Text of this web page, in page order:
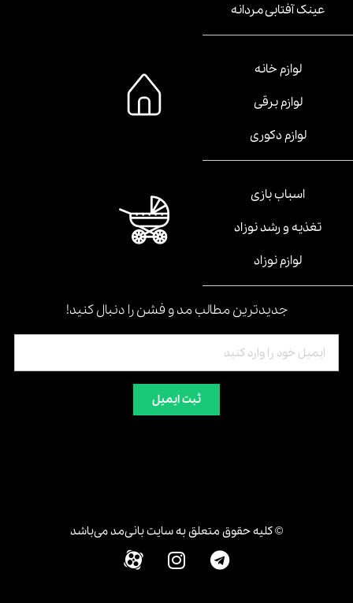
عینک آفتابی مردانه
لوازم خانه
لوازم برقی
لوازم دکوری
اسباب بازی
تغذیه و رشد نوزاد
لوازم نوزاد
جدیدترین مطالب مد و فشن را دنبال کنید!
ثبت ایمیل
© کلیه حقوق متعلق به سایت بانی‌مد می‌باشد